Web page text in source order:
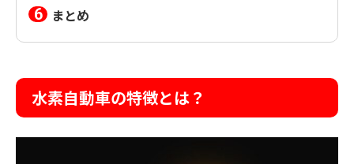
まとめ
水素自動車の特徴とは？